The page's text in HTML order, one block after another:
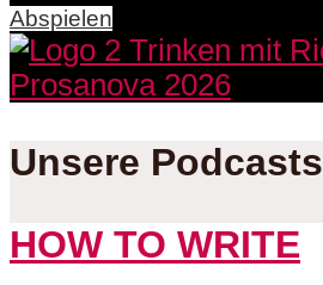
Abspielen
Unsere Podcasts
HOW TO WRITE